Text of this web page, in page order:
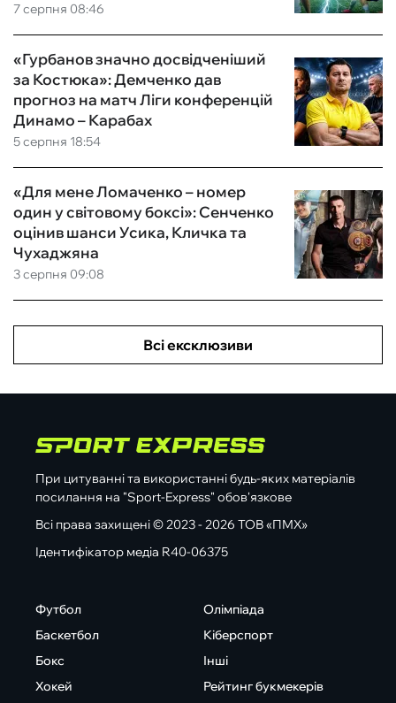
7 серпня 08:46
5 серпня 18:54
«Гурбанов значно досвідченіший
за Костюка»: Демченко дав
прогноз на матч Ліги конференцій
Динамо – Карабах
3 серпня 09:08
«Для мене Ломаченко – номер
один у світовому боксі»: Сенченко
оцінив шанси Усика, Кличка та
Чухаджяна
Всі ексклюзиви
При цитуванні та використанні будь-яких матеріалів
посилання на "Sport-Express" обов'язкове
Всі права захищені © 2023 - 2026 ТОВ «ПМХ»
Ідентифікатор медіа R40-06375
Футбол
Баскетбол
Бокс
Хокей
Олімпіада
Кіберспорт
Інші
Рейтинг букмекерів